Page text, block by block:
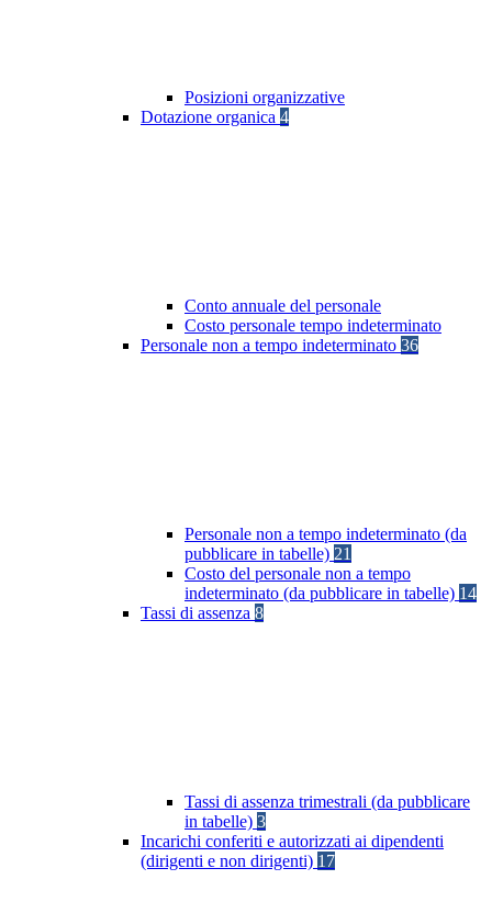
Posizioni organizzative
Dotazione organica 4
Conto annuale del personale
Costo personale tempo indeterminato
Personale non a tempo indeterminato 36
Personale non a tempo indeterminato (da
pubblicare in tabelle) 21
Costo del personale non a tempo
indeterminato (da pubblicare in tabelle) 14
Tassi di assenza 8
Tassi di assenza trimestrali (da pubblicare
in tabelle) 3
Incarichi conferiti e autorizzati ai dipendenti
(dirigenti e non dirigenti) 17